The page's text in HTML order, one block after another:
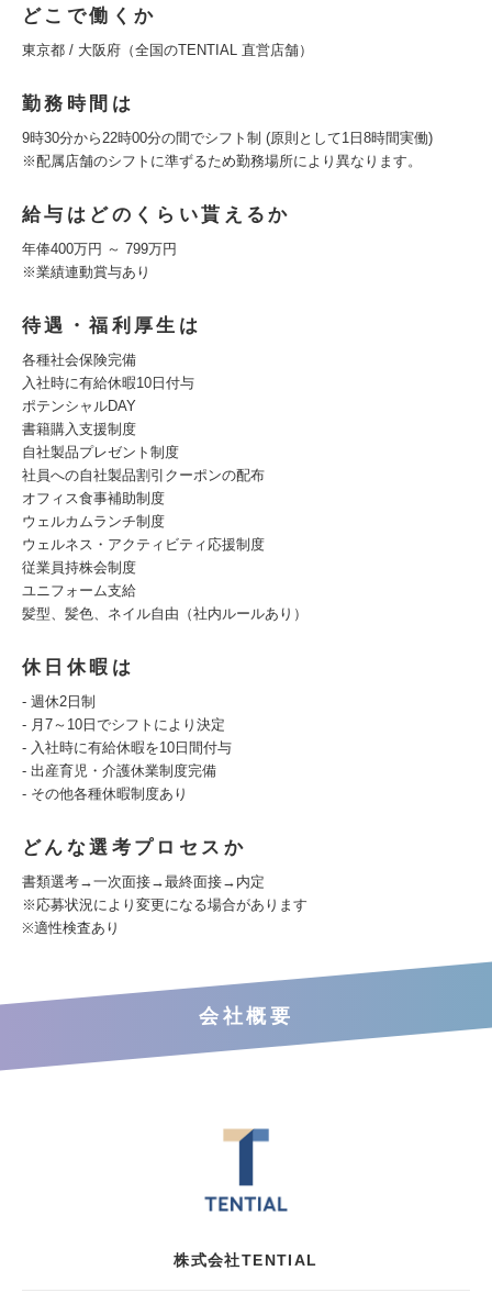
どこで働くか
東京都 / 大阪府（全国のTENTIAL 直営店舗）
勤務時間は
9時30分から22時00分の間でシフト制 (原則として1日8時間実働)
※配属店舗のシフトに準ずるため勤務場所により異なります。
給与はどのくらい貰えるか
年俸400万円 ～ 799万円
※業績連動賞与あり
待遇・福利厚生は
各種社会保険完備
入社時に有給休暇10日付与
ポテンシャルDAY
書籍購入支援制度
自社製品プレゼント制度
社員への自社製品割引クーポンの配布
オフィス食事補助制度
ウェルカムランチ制度
ウェルネス・アクティビティ応援制度
従業員持株会制度
ユニフォーム支給
髪型、髪色、ネイル自由（社内ルールあり）
休日休暇は
- 週休2日制
- 月7～10日でシフトにより決定
- 入社時に有給休暇を10日間付与
- 出産育児・介護休業制度完備
- その他各種休暇制度あり
どんな選考プロセスか
書類選考→一次面接→最終面接→内定
※応募状況により変更になる場合があります
※適性検査あり
会社概要
株式会社TENTIAL